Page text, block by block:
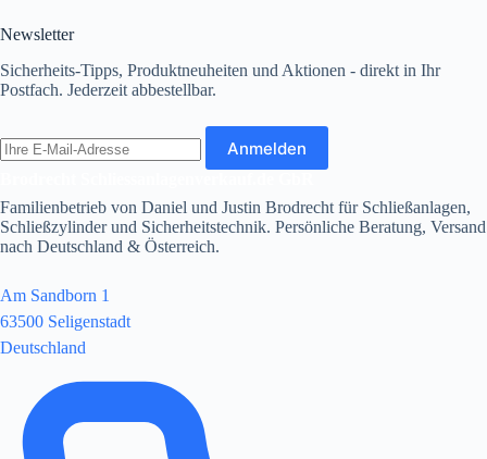
Newsletter
Sicherheits-Tipps, Produktneuheiten und Aktionen - direkt in Ihr
Postfach. Jederzeit abbestellbar.
Mail-
Anmelden
Familienbetrieb von Daniel und Justin Brodrecht für Schließanlagen,
Schließzylinder und Sicherheitstechnik. Persönliche Beratung, Versand
nach Deutschland & Österreich.
Am Sandborn 1
63500 Seligenstadt
Deutschland